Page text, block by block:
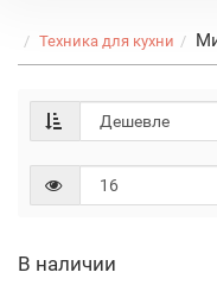
Техника для кухни
В наличии